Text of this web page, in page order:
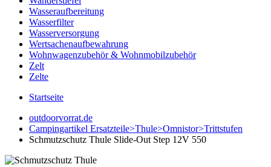
Wasseraufbereitung
Wasserfilter
Wasserversorgung
Wertsachenaufbewahrung
Wohnwagenzubehör & Wohnmobilzubehör
Zelt
Zelte
Startseite
outdoorvorrat.de
Campingartikel Ersatzteile>Thule>Omnistor>Trittstufen
Schmutzschutz Thule Slide-Out Step 12V 550